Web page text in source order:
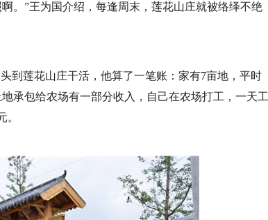
。”王为国介绍，每逢周末，莲花山庄就被络绎不绝
到莲花山庄干活，他算了一笔账：家有7亩地，平时
承包给农场有一部分收入，自己在农场打工，一天工
。